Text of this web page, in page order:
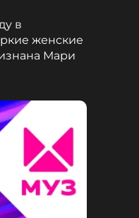
в
женские
Мари